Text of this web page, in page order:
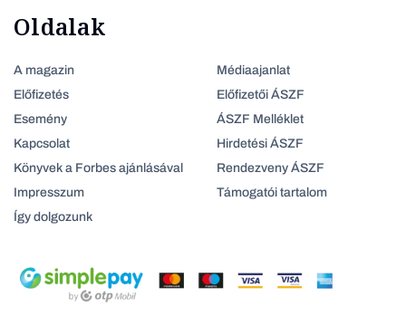
Oldalak
A magazin
Előfizetés
Esemény
Kapcsolat
Könyvek a Forbes ajánlásával
Impresszum
Így dolgozunk
Médiaajanlat
Előfizetői ÁSZF
ÁSZF Melléklet
Hirdetési ÁSZF
Rendezveny ÁSZF
Támogatói tartalom